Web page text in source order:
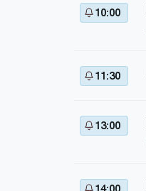
10:00
11:30
13:00